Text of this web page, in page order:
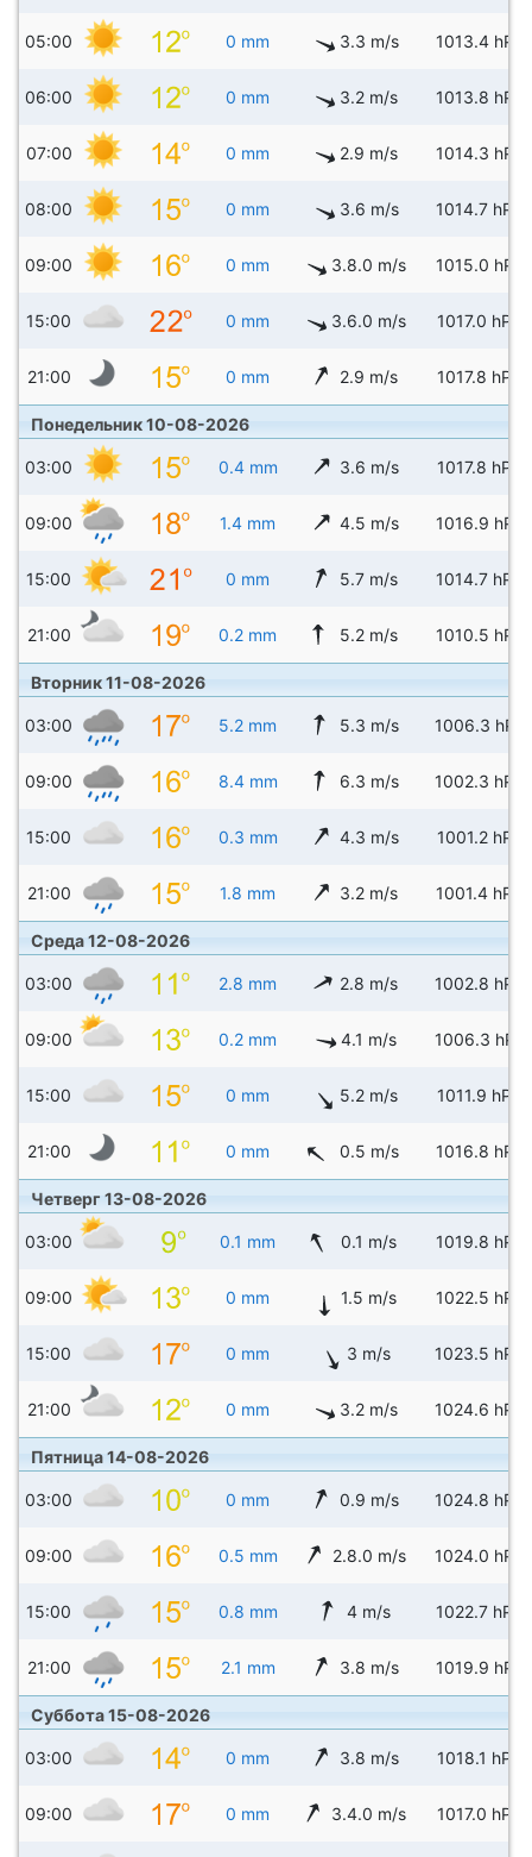
05:00 0 mm 3.3 m/s 1013.4 hPa
06:00 0 mm 3.2 m/s 1013.8 hPa
07:00 0 mm 2.9 m/s 1014.3 hPa
08:00 0 mm 3.6 m/s 1014.7 hPa
09:00 0 mm 3.8.0 m/s 1015.0 hPa
15:00 0 mm 3.6.0 m/s 1017.0 hPa
21:00 0 mm 2.9 m/s 1017.8 hPa
Понедельник 10-08-2026
03:00 0.4 mm 3.6 m/s 1017.8 hPa
09:00 1.4 mm 4.5 m/s 1016.9 hPa
15:00 0 mm 5.7 m/s 1014.7 hPa
21:00 0.2 mm 5.2 m/s 1010.5 hPa
Вторник 11-08-2026
03:00 5.2 mm 5.3 m/s 1006.3 hPa
09:00 8.4 mm 6.3 m/s 1002.3 hPa
15:00 0.3 mm 4.3 m/s 1001.2 hPa
21:00 1.8 mm 3.2 m/s 1001.4 hPa
Среда 12-08-2026
03:00 2.8 mm 2.8 m/s 1002.8 hPa
09:00 0.2 mm 4.1 m/s 1006.3 hPa
15:00 0 mm 5.2 m/s 1011.9 hPa
21:00 0 mm 0.5 m/s 1016.8 hPa
Четверг 13-08-2026
03:00 0.1 mm 0.1 m/s 1019.8 hPa
09:00 0 mm 1.5 m/s 1022.5 hPa
15:00 0 mm 3 m/s 1023.5 hPa
21:00 0 mm 3.2 m/s 1024.6 hPa
Пятница 14-08-2026
03:00 0 mm 0.9 m/s 1024.8 hPa
09:00 0.5 mm 2.8.0 m/s 1024.0 hPa
15:00 0.8 mm 4 m/s 1022.7 hPa
21:00 2.1 mm 3.8 m/s 1019.9 hPa
Суббота 15-08-2026
03:00 0 mm 3.8 m/s 1018.1 hPa
09:00 0 mm 3.4.0 m/s 1017.0 hPa